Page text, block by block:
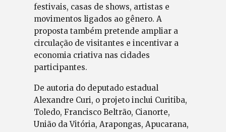
festivais, casas de shows, artistas e
movimentos ligados ao gênero. A
proposta também pretende ampliar a
circulação de visitantes e incentivar a
economia criativa nas cidades
participantes.
De autoria do deputado estadual
Alexandre Curi, o projeto inclui Curitiba,
Toledo, Francisco Beltrão, Cianorte,
União da Vitória, Arapongas, Apucarana,